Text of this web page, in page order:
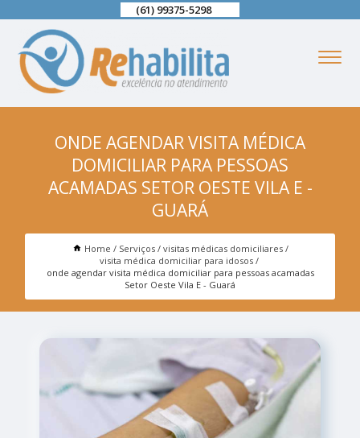
(61) 99375-5298
ONDE AGENDAR VISITA MÉDICA
DOMICILIAR PARA PESSOAS
ACAMADAS SETOR OESTE VILA E -
GUARÁ
Home Serviços
visitas médicas domiciliares
visita médica domiciliar para idosos
onde agendar visita médica domiciliar para pessoas acamadas
Setor Oeste Vila E - Guará